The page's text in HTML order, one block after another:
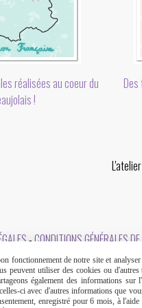
réalisées au coeur du
!
CONDITIONS GÉNÉRALES
fonctionnement de notre site et
peuvent utiliser des cookies ou
également des informations
ci avec d'autres informations que
enregistré pour 6 mois, à